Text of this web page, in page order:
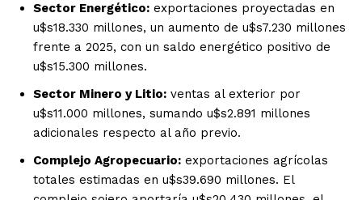
Sector Energético: exportaciones proyectadas en
u$s18.330 millones, un aumento de u$s7.230 millones
frente a 2025, con un saldo energético positivo de
u$s15.300 millones.
Sector Minero y Litio: ventas al exterior por
u$s11.000 millones, sumando u$s2.891 millones
adicionales respecto al año previo.
Complejo Agropecuario: exportaciones agrícolas
totales estimadas en u$s39.690 millones. El